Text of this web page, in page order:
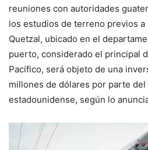
reuniones con autoridades
los estudios de terreno previos
Quetzal, ubicado en el
puerto, considerado el principal
Pacífico, será objeto de una
millones de dólares por parte
estadounidense, según lo